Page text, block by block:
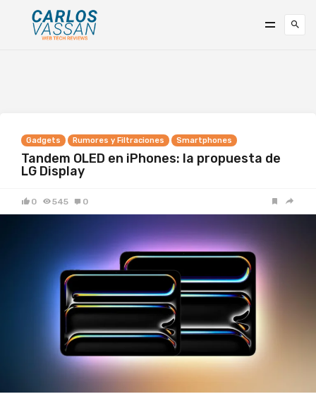
Gadgets Rumores y Filtraciones Smartphones
Tandem OLED en iPhones: la propuesta de
LG Display
0 545 0